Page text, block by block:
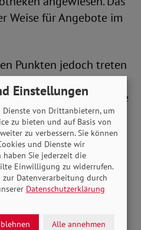
Weise für Angebote im
Punkten jedoch treten
Stadt und Land
In Ballungszentren wie
etwa gibt es
und Apotheken pro
Regionen. Nicht
auf dem Land die
Kliniken und auch
überlastet.
Einstellungen
von Drittanbietern, um
zu bieten und auf Basis von
zu verbessern. Sie können
und Dienste wir
Sie jederzeit die
Einwilligung zu widerrufen.
Datenverarbeitung durch
Datenschutzerklärung
Alle annehmen